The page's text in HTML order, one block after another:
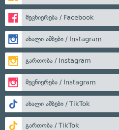
მეცნიერება / Facebook
ახალი ამბები / Instagram
გართობა / Instagram
მეცნიერება / Instagram
ახალი ამბები / TikTok
გართობა / TikTok